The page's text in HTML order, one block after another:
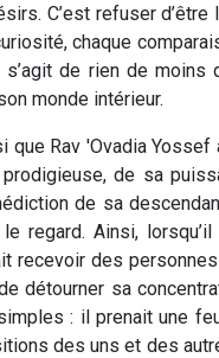
C’est refuser d’être
chaque
de rien de moins
monde intérieur.
que Rav 'Ovadia Yossef
de sa
de sa
regard. Ainsi,
recevoir des
détourner sa
: il prenait une
des uns et des